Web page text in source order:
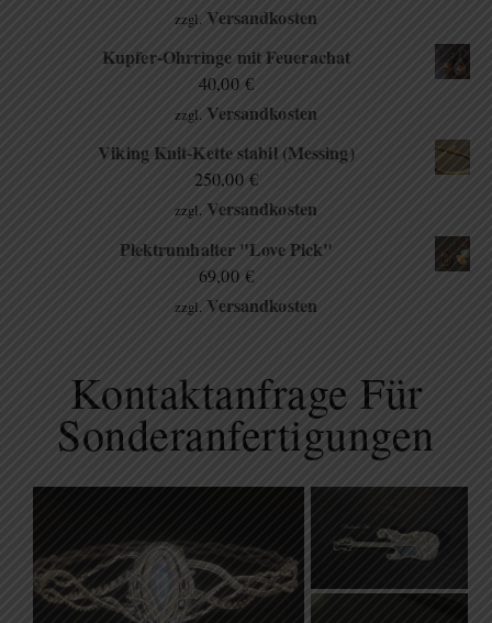
zzgl. Versandkosten
Kupfer-Ohrringe mit Feuerachat
40,00 €
zzgl. Versandkosten
Viking Knit-Kette stabil (Messing)
250,00 €
zzgl. Versandkosten
Plektrumhalter "Love Pick"
69,00 €
zzgl. Versandkosten
Kontaktanfrage Für
Sonderanfertigungen